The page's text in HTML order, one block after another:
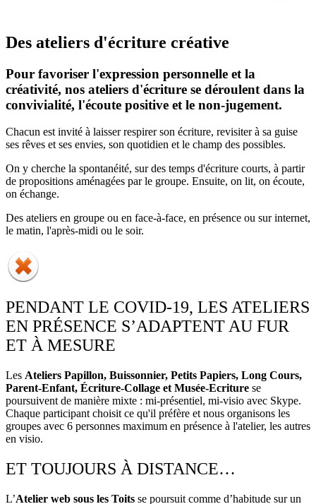
Des ateliers d'écriture créative
Pour favoriser l'expression personnelle et la
créativité, nos ateliers d'écriture se déroulent dans la
convivialité, l'écoute positive et le non-jugement.
Chacun est invité à laisser respirer son écriture, revisiter à sa guise
ses rêves et ses envies, son quotidien et le champ des possibles.
On y cherche la spontanéité, sur des temps d'écriture courts, à partir
de propositions aménagées par le groupe. Ensuite, on lit, on écoute,
on échange.
Des ateliers en groupe ou en face-à-face, en présence ou sur internet,
le matin, l'après-midi ou le soir.
PENDANT LE COVID-19, LES ATELIERS
EN PRÉSENCE S’ADAPTENT AU FUR
ET À MESURE
Les Ateliers Papillon, Buissonnier, Petits Papiers, Long Cours,
Parent-Enfant, Écriture-Collage et Musée-Ecriture se
poursuivent de manière mixte : mi-présentiel, mi-visio avec Skype.
Chaque participant choisit ce qu'il préfère et nous organisons les
groupes avec 6 personnes maximum en présence à l'atelier, les autres
en visio.
ET TOUJOURS À DISTANCE…
L’Atelier web sous les Toits se poursuit comme d’habitude sur un